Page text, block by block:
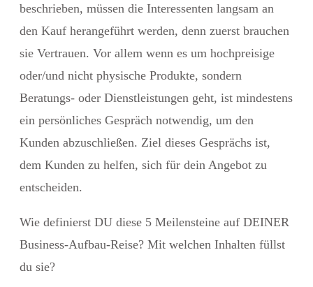
beschrieben, müssen die Interessenten langsam an
den Kauf herangeführt werden, denn zuerst brauchen
sie Vertrauen. Vor allem wenn es um hochpreisige
oder/und nicht physische Produkte, sondern
Beratungs- oder Dienstleistungen geht, ist mindestens
ein persönliches Gespräch notwendig, um den
Kunden abzuschließen. Ziel dieses Gesprächs ist,
dem Kunden zu helfen, sich für dein Angebot zu
entscheiden.
Wie definierst DU diese 5 Meilensteine auf DEINER
Business-Aufbau-Reise? Mit welchen Inhalten füllst
du sie?